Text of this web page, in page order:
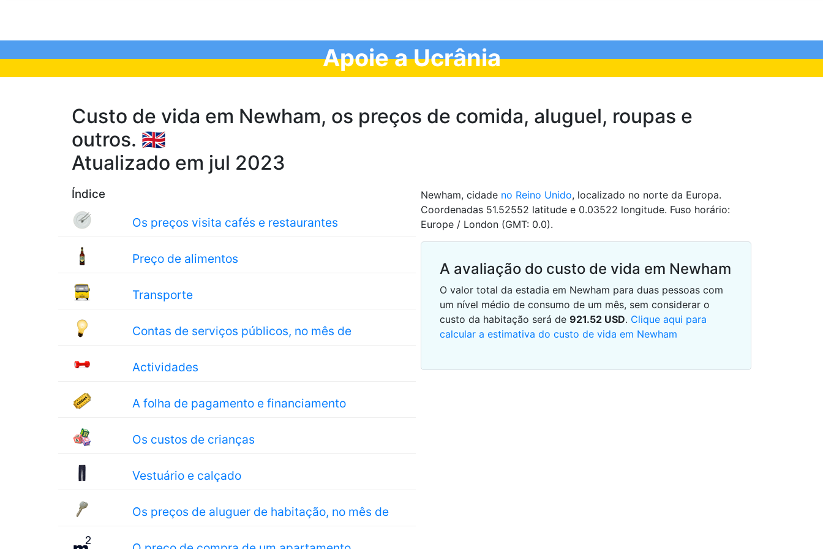
Apoie a Ucrânia
Custo de vida em Newham, os preços de comida, aluguel, roupas e
outros. 🇬🇧
Atualizado em jul 2023
Índice
Os preços visita cafés e restaurantes
Preço de alimentos
Transporte
Contas de serviços públicos, no mês de
Actividades
A folha de pagamento e financiamento
Os custos de crianças
Vestuário e calçado
Os preços de aluguer de habitação, no mês de
Newham, cidade no Reino Unido, localizado no norte da Europa.
Coordenadas 51.52552 latitude e 0.03522 longitude. Fuso horário:
Europe / London (GMT: 0.0).
A avaliação do custo de vida em Newham
O valor total da estadia em Newham para duas pessoas com
um nível médio de consumo de um mês, sem considerar o
custo da habitação será de 921.52 USD. Clique aqui para
calcular a estimativa do custo de vida em Newham